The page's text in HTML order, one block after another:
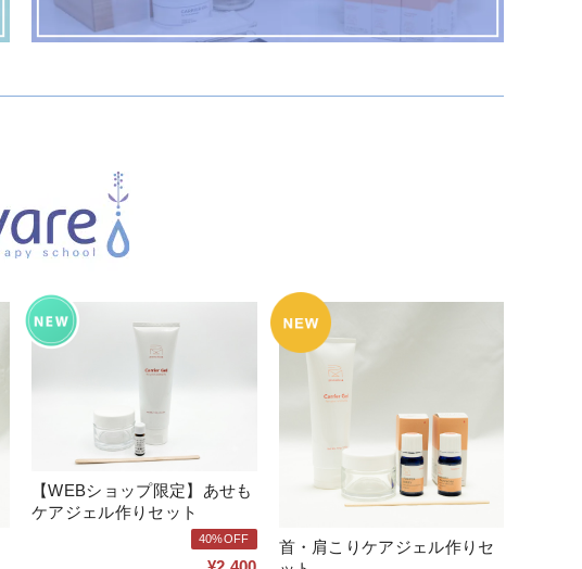
【WEBショップ限定】あせも
ケアジェル作りセット
40%OFF
首・肩こりケアジェル作りセ